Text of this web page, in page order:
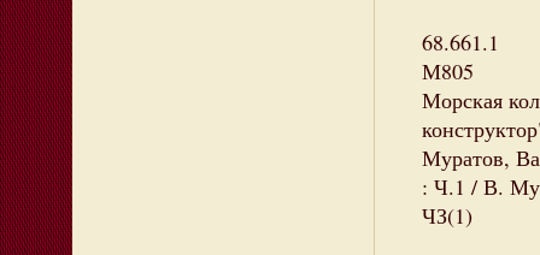
68.661.1
М805
Морская
Муратов,
: Ч.1 / В.
ЧЗ(1)